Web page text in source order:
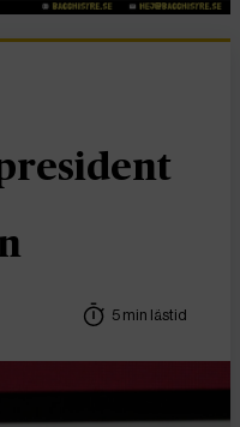
5 min lästid